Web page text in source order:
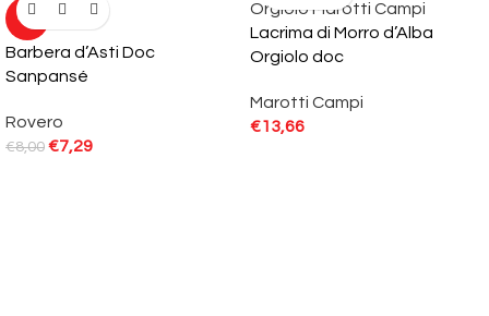
-9%
Barbera d’Asti Doc
Sanpansé
Rovero
€8,00 €7,29
Lacrima di Morro d’Alba
Orgiolo doc
Marotti Campi
€13,66